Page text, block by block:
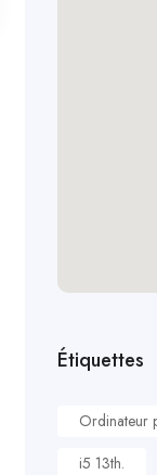
Étiquettes
Ordinateur
i5 13th.